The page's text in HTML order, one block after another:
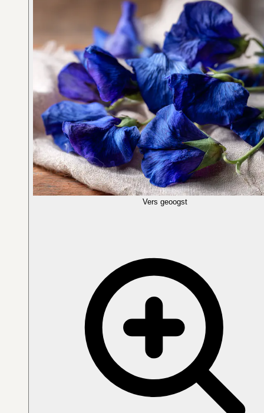
Vers geoogst